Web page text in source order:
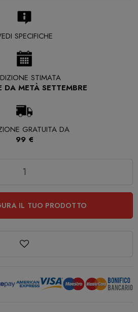
SPECIFICHE
STIMATA
DA METÀ SETTEMBRE
GRATUITA DA
99 €
IL TUO PRODOTTO